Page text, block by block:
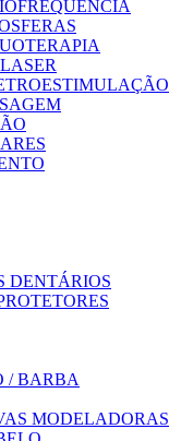
DENTÁRIOS
/ BARBA
MODELADORAS